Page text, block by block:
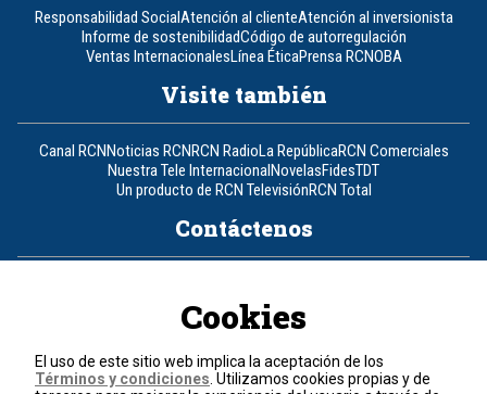
Responsabilidad SocialAtención al clienteAtención al inversionista
Informe de sostenibilidadCódigo de autorregulación
Ventas InternacionalesLínea ÉticaPrensa RCNOBA
Visite también
Canal RCNNoticias RCNRCN RadioLa RepúblicaRCN Comerciales
Nuestra Tele InternacionalNovelasFidesTDT
Un producto de RCN TelevisiónRCN Total
Contáctenos
Política de cookies
Términos y condiciones
Cookies
El uso de este sitio web implica la aceptación de los
Términos y condiciones . Utilizamos cookies propias y de